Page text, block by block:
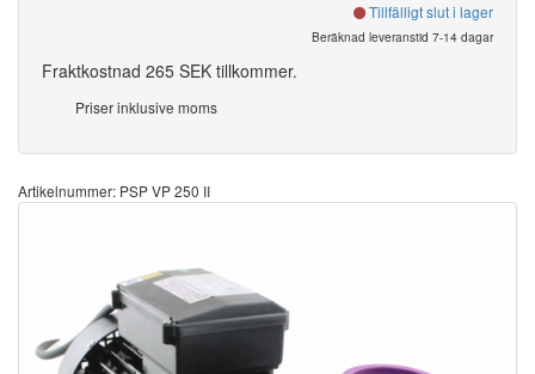
Tillfälligt slut i lager
Beräknad leveranstid 7-14 dagar
Fraktkostnad 265 SEK tillkommer.
Priser inklusive moms
Artikelnummer: PSP VP 250 II